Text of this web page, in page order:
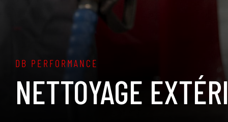
DB PERFORMANCE
NETTOYAGE